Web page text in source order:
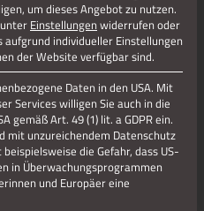
teilen
teilen
um dieses Angebot zu nutzen.
Einstellungen widerrufen oder
aufgrund individueller Einstellungen
der Website verfügbar sind.
Daten in den USA. Mit
Services willigen Sie auch in die
gemäß Art. 49 (1) lit. a GDPR ein.
mit unzureichendem Datenschutz
die Gefahr, dass US-
in Überwachungsprogrammen
und Europäer eine